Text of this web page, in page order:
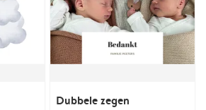
Dubbele zegen